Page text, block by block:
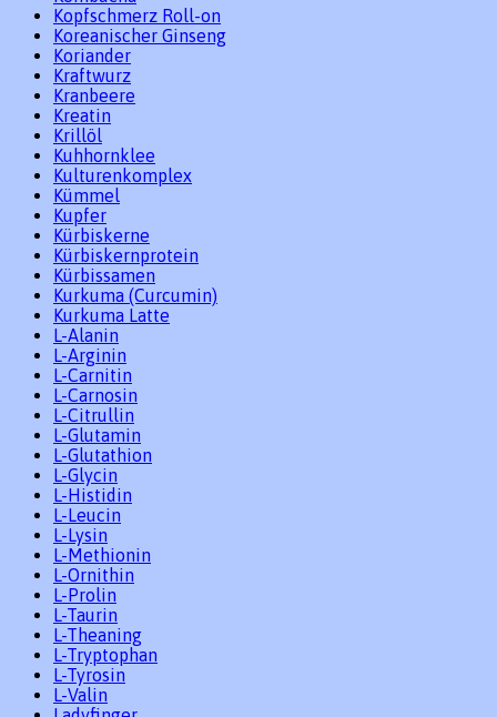
Kopfschmerz Roll-on
Koreanischer Ginseng
Koriander
Kraftwurz
Kranbeere
Kreatin
Krillöl
Kuhhornklee
Kulturenkomplex
Kümmel
Kupfer
Kürbiskerne
Kürbiskernprotein
Kürbissamen
Kurkuma (Curcumin)
Kurkuma Latte
L-Alanin
L-Arginin
L-Carnitin
L-Carnosin
L-Citrullin
L-Glutamin
L-Glutathion
L-Glycin
L-Histidin
L-Leucin
L-Lysin
L-Methionin
L-Ornithin
L-Prolin
L-Taurin
L-Theaning
L-Tryptophan
L-Tyrosin
L-Valin